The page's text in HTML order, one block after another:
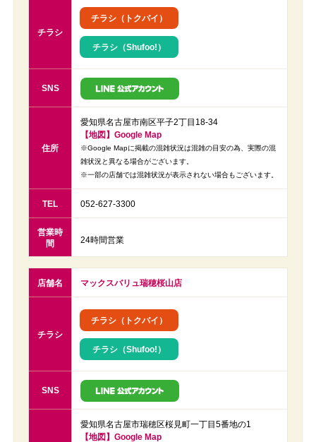
チラシ
チラシ（トクバイ）
チラシ（Shufoo!）
SNS
住所
愛知県名古屋市南区平子2丁目18-34
【地図】Google Map
※Google Mapに掲載の混雑状況は混雑の目安の為、実際の混
雑状況と異なる場合がございます。
※一部の店舗では混雑状況が表示されない場合もございます。
TEL 052-627-3300
営業時
間
24時間営業
店舗名 マックスバリュ瑞穂桜山店
チラシ
チラシ（トクバイ）
チラシ（Shufoo!）
SNS
愛知県名古屋市瑞穂区桜見町一丁目5番地の1
【地図】Google Map